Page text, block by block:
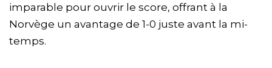
imparable pour ouvrir le score, offrant à la
Norvège un avantage de 1-0 juste avant la mi-
temps.